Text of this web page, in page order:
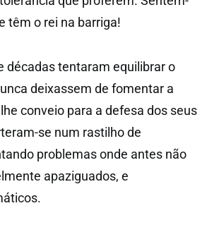
têm o rei na barriga!
décadas tentaram equilibrar o
deixassem de fomentar a
conveio para a defesa dos seus
se num rastilho de
problemas onde antes não
apaziguados, e